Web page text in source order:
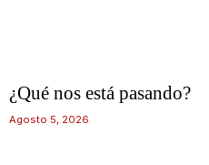
¿Qué nos está pasando?
Agosto 5, 2026